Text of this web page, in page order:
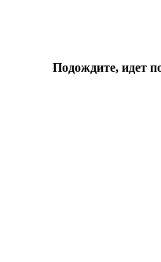
Подождите, идет